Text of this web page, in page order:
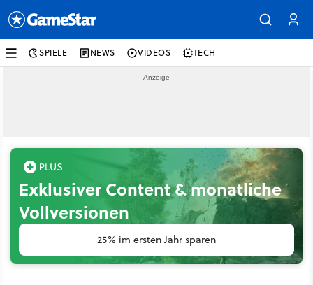
SPIELE NEWS VIDEOS TECH
Exklusiver Content & monatliche
Vollversionen
25% im ersten Jahr sparen